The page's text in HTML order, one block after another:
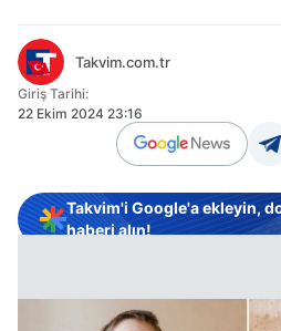
Takvim.com.tr
Giriş Tarihi:
22 Ekim 2024 23:16
Takvim'i Google'a ekleyin,
haberi alın!